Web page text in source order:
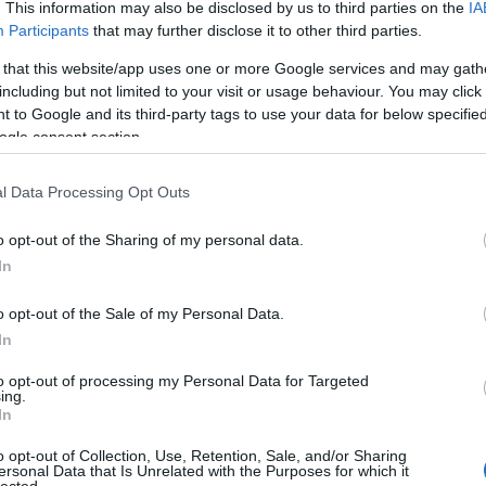
This information may also be disclosed by us to third parties on the
Participants that may further disclose it to other third parties.
that this website/app uses one or more Google services and may
but not limited to your visit or usage behaviour. You may
to Google and its third-party tags to use your data for below
consent section.
Data Processing Opt Outs
opt-out of the Sharing of my personal data.
opt-out of the Sale of my Personal Data.
opt-out of processing my Personal Data for Targeted
opt-out of Collection, Use, Retention, Sale, and/or Sharing
Data that Is Unrelated with the Purposes for which it
VÁLLALKOZÓNAK MENNYIT
hogy gyes mellett munkába álljon. De milyen
vannak ilyenkor?
GYES